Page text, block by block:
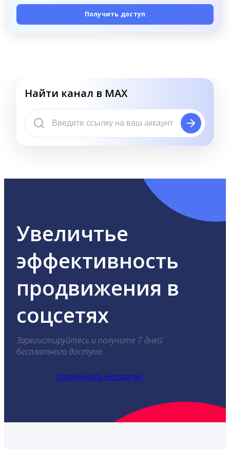
Получить доступ
Найти канал в MAX
Увеличтье
эффективность
продвижения в
соцсетях
Зарегистируйтесь и получите 7 дней
бесплатного доступа.
Попробовать бесплатно